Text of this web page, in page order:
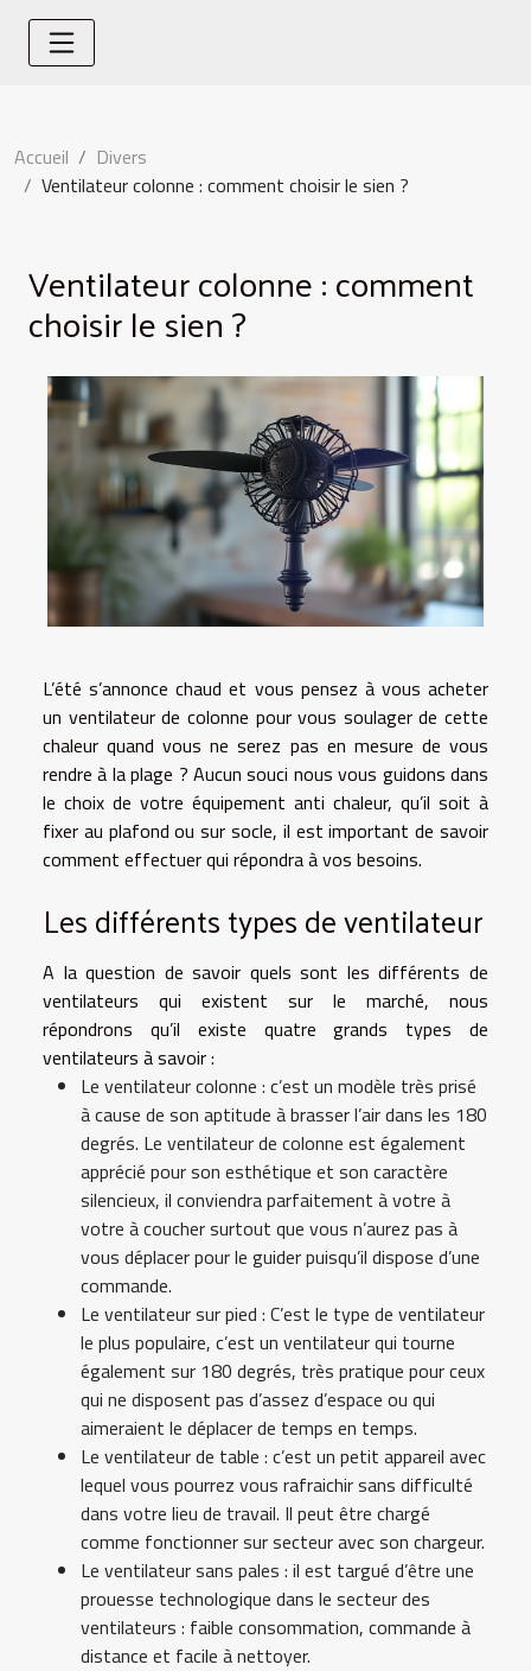
Accueil
Divers
Ventilateur colonne : comment choisir le sien ?
Ventilateur colonne : comment
choisir le sien ?
L’été s’annonce chaud et vous pensez à vous acheter
un ventilateur de colonne pour vous soulager de cette
chaleur quand vous ne serez pas en mesure de vous
rendre à la plage ? Aucun souci nous vous guidons dans
le choix de votre équipement anti chaleur, qu’il soit à
fixer au plafond ou sur socle, il est important de savoir
comment effectuer qui répondra à vos besoins.
Les différents types de ventilateur
A la question de savoir quels sont les différents de
ventilateurs qui existent sur le marché, nous
répondrons qu’il existe quatre grands types de
ventilateurs à savoir :
Le ventilateur colonne : c’est un modèle très prisé
à cause de son aptitude à brasser l’air dans les 180
degrés. Le ventilateur de colonne est également
apprécié pour son esthétique et son caractère
silencieux, il conviendra parfaitement à votre à
votre à coucher surtout que vous n’aurez pas à
vous déplacer pour le guider puisqu’il dispose d’une
commande.
Le ventilateur sur pied : C’est le type de ventilateur
le plus populaire, c’est un ventilateur qui tourne
également sur 180 degrés, très pratique pour ceux
qui ne disposent pas d’assez d’espace ou qui
aimeraient le déplacer de temps en temps.
Le ventilateur de table : c’est un petit appareil avec
lequel vous pourrez vous rafraichir sans difficulté
dans votre lieu de travail. Il peut être chargé
comme fonctionner sur secteur avec son chargeur.
Le ventilateur sans pales : il est targué d’être une
prouesse technologique dans le secteur des
ventilateurs : faible consommation, commande à
distance et facile à nettoyer.